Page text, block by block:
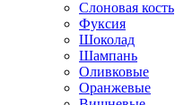
Слоновая кость
Фуксия
Шоколад
Шампань
Оливковые
Оранжевые